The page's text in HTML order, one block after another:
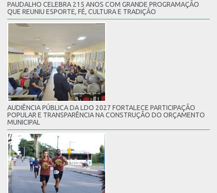
PAUDALHO CELEBRA 215 ANOS COM GRANDE PROGRAMAÇÃO
QUE REUNIU ESPORTE, FÉ, CULTURA E TRADIÇÃO
AUDIÊNCIA PÚBLICA DA LDO 2027 FORTALECE PARTICIPAÇÃO
POPULAR E TRANSPARÊNCIA NA CONSTRUÇÃO DO ORÇAMENTO
MUNICIPAL